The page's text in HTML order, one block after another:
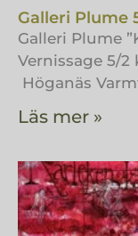
Galleri Plume
Galleri Plume
Vernissage 5/2
Höganäs
Läs mer »